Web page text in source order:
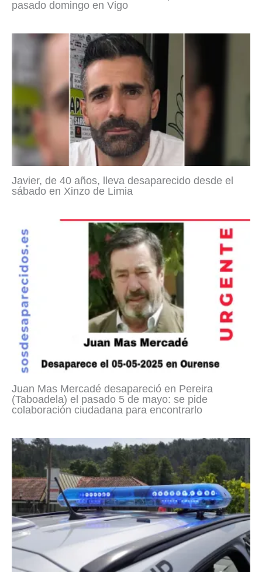
pasado domingo en Vigo
Javier, de 40 años, lleva desaparecido desde el
sábado en Xinzo de Limia
Juan Mas Mercadé desapareció en Pereira
(Taboadela) el pasado 5 de mayo: se pide
colaboración ciudadana para encontrarlo